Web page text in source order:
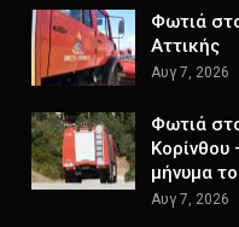
Φωτιά
Αττικής
Αυγ 7, 2026
Φωτιά
Κορίνθου
μήνυμα
Αυγ 7, 2026